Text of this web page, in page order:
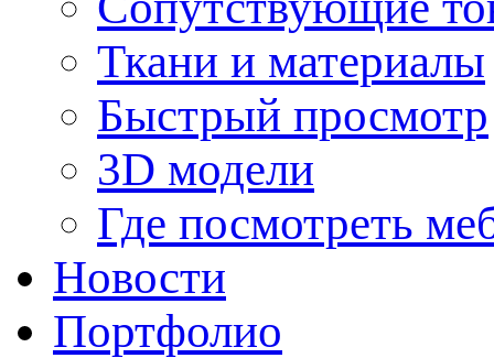
Ткани и материалы
Быстрый просмотр
3D модели
Где посмотреть
Новости
Портфолио